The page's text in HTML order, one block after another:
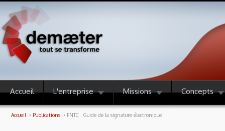
Accueil L'entreprise Missions Concepts
Accueil Publications FNTC : Guide de la signature électronique